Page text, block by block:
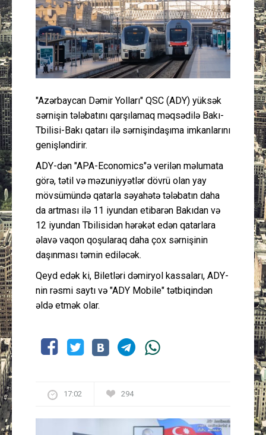
Müsahibə
İdman
Layihə
Gündəm
Cəmiyyət
Peşə etikası
Əlaqə
"Azərbaycan Dəmir Yolları" QSC (ADY) yüksək
sərnişin tələbatını qarşılamaq məqsədilə Bakı-
Tbilisi-Bakı qatarı ilə sərnişindaşıma imkanlarını
genişləndirir.
ADY-dən "APA-Economics"ə verilən məlumata
görə, tətil və məzuniyyətlər dövrü olan yay
mövsümündə qatarla səyahətə tələbatın daha
da artması ilə 11 iyundan etibarən Bakıdan və
12 iyundan Tbilisidən hərəkət edən qatarlara
əlavə vaqon qoşularaq daha çox sərnişinin
daşınması təmin ediləcək.
Qeyd edək ki, Biletləri dəmiryol kassaları, ADY-
nin rəsmi saytı və "ADY Mobile" tətbiqindən
əldə etmək olar.
17:02 294